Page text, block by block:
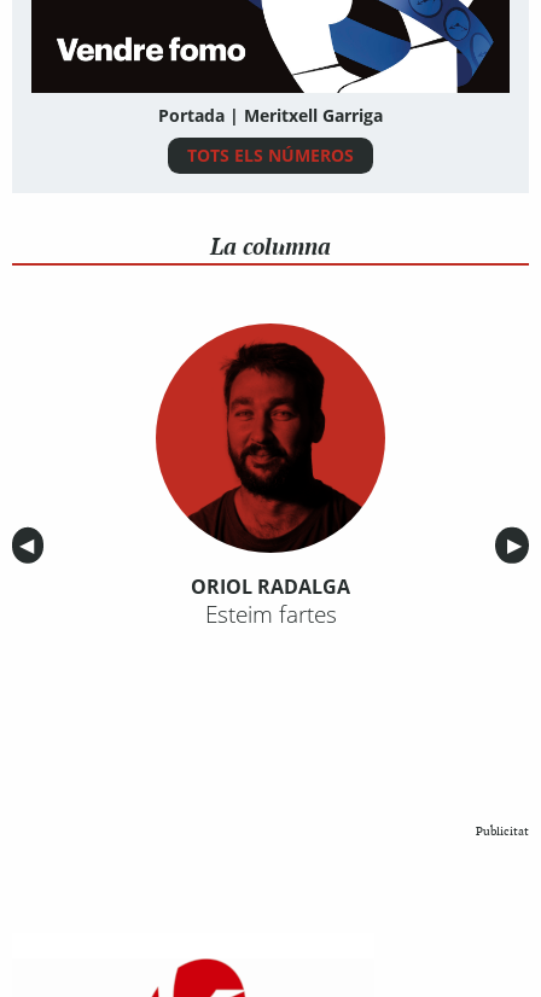
Portada | Meritxell Garriga
TOTS ELS NÚMEROS
La columna
Anterior
◀︎ ▶︎
ORIOL RADALGA
Esteim fartes
Publicitat